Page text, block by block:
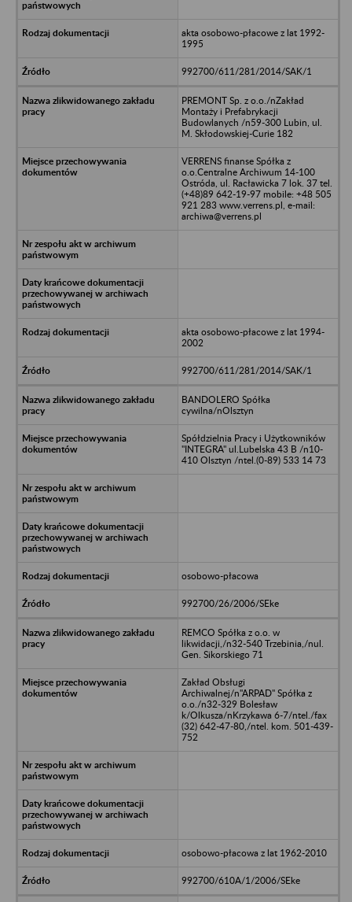
akta osobowo-płacowe z lat 1992-
1995
992700/611/281/2014/SAK/1
PREMONT Sp. z o.o./nZakład
Montaży i Prefabrykacji
Budowlanych /n59-300 Lubin, ul.
M. Skłodowskiej-Curie 182
VERRENS finanse Spółka z
o.o.Centralne Archiwum 14-100
Ostróda, ul. Racławicka 7 lok. 37 tel.
(+48)89 642-19-97 mobile: +48 505
921 283 www.verrens.pl, e-mail:
archiwa@verrens.pl
akta osobowo-płacowe z lat 1994-
2002
992700/611/281/2014/SAK/1
BANDOLERO Spółka
cywilna/nOlsztyn
Spółdzielnia Pracy i Użytkowników
"INTEGRA" ul.Lubelska 43 B /n10-
410 Olsztyn /ntel.(0-89) 533 14 73
osobowo-płacowa
992700/26/2006/SEke
REMCO Spółka z o.o. w
likwidacji,/n32-540 Trzebinia,/nul.
Gen. Sikorskiego 71
Zakład Obsługi
Archiwalnej/n"ARPAD" Spółka z
o.o./n32-329 Bolesław
k/Olkusza/nKrzykawa 6-7/ntel./fax
(32) 642-47-80,/ntel. kom. 501-439-
752
osobowo-płacowa z lat 1962-2010
992700/610A/1/2006/SEke